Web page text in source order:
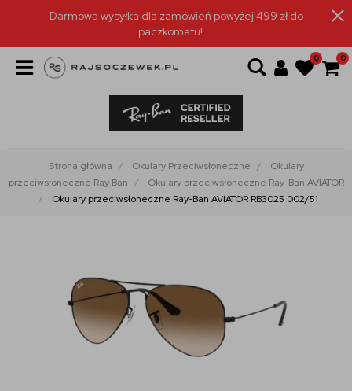
Darmowa wysyłka dla zamówień powyżej 499 zł do
paczkomatu!
0 0
Strona główna Okulary Przeciwsłoneczne
Okulary
przeciwsłoneczne Ray Ban
Okulary przeciwsłoneczne Ray-Ban AVIATOR
Okulary przeciwsłoneczne Ray-Ban AVIATOR RB3025 002/51